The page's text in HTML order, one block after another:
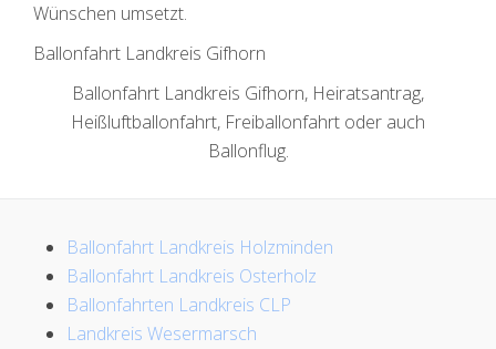
Wünschen umsetzt.
Ballonfahrt Landkreis Gifhorn
Ballonfahrt Landkreis Gifhorn, Heiratsantrag,
Heißluftballonfahrt, Freiballonfahrt oder auch
Ballonflug.
Ballonfahrt Landkreis Holzminden
Ballonfahrt Landkreis Osterholz
Ballonfahrten Landkreis CLP
Landkreis Wesermarsch